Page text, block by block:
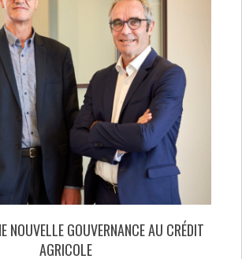
NOUVELLE GOUVERNANCE AU CRÉDIT
AGRICOLE